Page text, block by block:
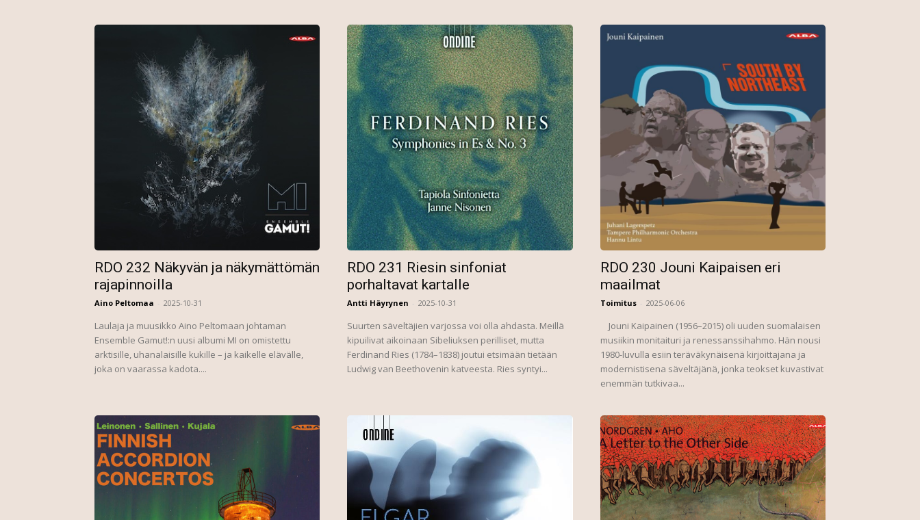
RDO 232 Näkyvän ja näkymättömän
rajapinnoilla
Aino Peltomaa - 2025-10-31
Laulaja ja muusikko Aino Peltomaan johtaman
Ensemble Gamut!:n uusi albumi MI on omistettu
arktisille, uhanalaisille kukille – ja kaikelle elävälle,
joka on vaarassa kadota....
RDO 231 Riesin sinfoniat
porhaltavat kartalle
Antti Häyrynen - 2025-10-31
Suurten säveltäjien varjossa voi olla ahdasta. Meillä
kipuilivat aikoinaan Sibeliuksen perilliset, mutta
Ferdinand Ries (1784–1838) joutui etsimään tietään
Ludwig van Beethovenin katveesta. Ries syntyi...
RDO 230 Jouni Kaipaisen eri
maailmat
Toimitus - 2025-06-06
musiikin monitaituri ja renessanssihahmo. Hän nousi
1980-luvulla esiin teräväkynäisenä kirjoittajana ja
modernistisena säveltäjänä, jonka teokset kuvastivat
enemmän tutkivaa...